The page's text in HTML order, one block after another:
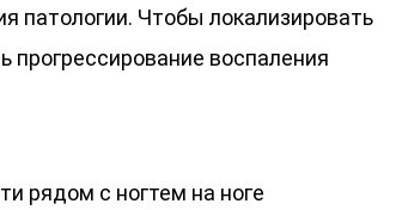
патологии. Чтобы локализировать
прогрессирование воспаления
рядом с ногтем на ноге